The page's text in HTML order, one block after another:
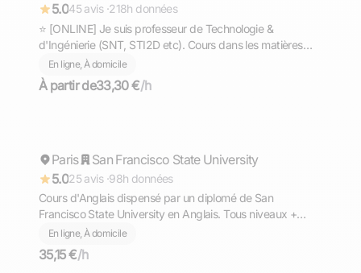
5.045 avis ·218h données
⭐ [ONLINE] Je suis professeur de Technologie &
d'Ingénierie (SNT, STI2D etc). Cours dans les matières
scientifiques (technologie, sciences et vie de la terre,
mathématiques, physique et chimie, EPI.
En ligne, À domicile
À partir de33,30 €/h
Répond rapidement
Paris
San Francisco State University
5.025 avis ·98h données
Cours d'Anglais dispensé par un diplomé de San
Francisco State University en Anglais. Tous niveaux +
TOEFL, TOEIC, GMAT
En ligne, À domicile
35,15 €/h